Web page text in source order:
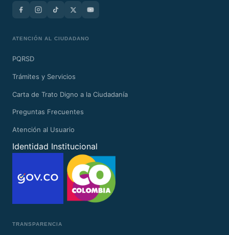
ATENCIÓN AL CIUDADANO
PQRSD
Trámites y Servicios
Carta de Trato Digno a la Ciudadanía
Preguntas Frecuentes
Atención al Usuario
Identidad Institucional
TRANSPARENCIA